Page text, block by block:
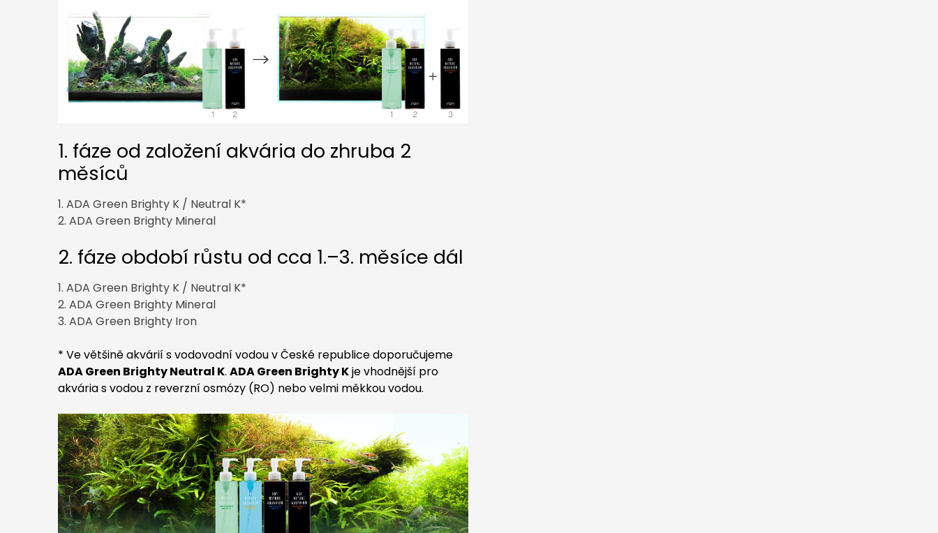
1. fáze od založení akvária do zhruba 2
měsíců
1. ADA Green Brighty K / Neutral K*
2. ADA Green Brighty Mineral
2. fáze období růstu od cca 1.–3. měsíce dál
1. ADA Green Brighty K / Neutral K*
2. ADA Green Brighty Mineral
3. ADA Green Brighty Iron
* Ve většině akvárií s vodovodní vodou v České republice doporučujeme
ADA Green Brighty Neutral K. ADA Green Brighty Kje vhodnější pro
akvária s vodou z reverzní osmózy (RO) nebo velmi měkkou vodou.